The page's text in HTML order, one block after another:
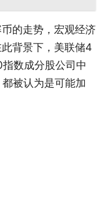
的走势，宏观经济
背景下，美联储4
数成分股公司中
被认为是可能加